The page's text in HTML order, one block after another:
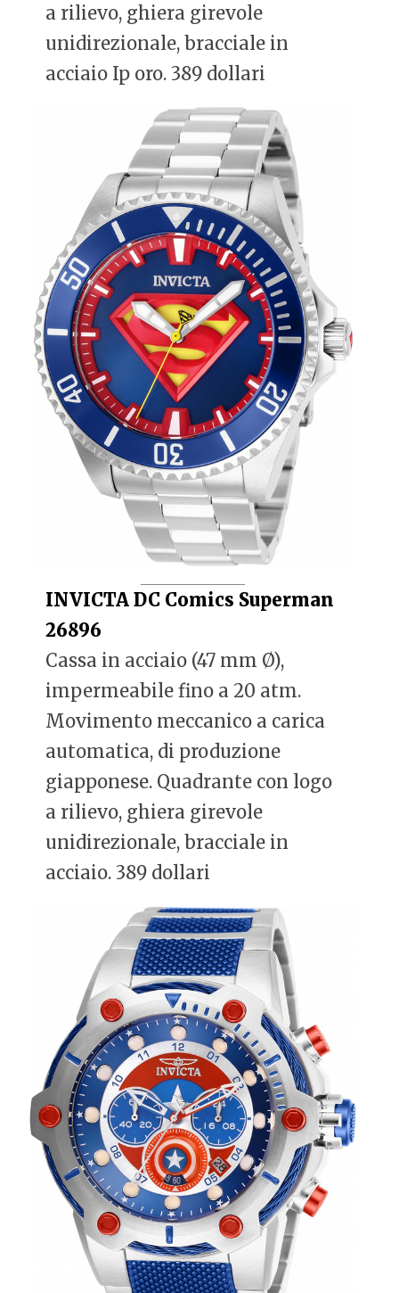
a rilievo, ghiera girevole
unidirezionale, bracciale in
acciaio Ip oro. 389 dollari
INVICTA DC Comics Superman
26896
Cassa in acciaio (47 mm Ø),
impermeabile fino a 20 atm.
Movimento meccanico a carica
automatica, di produzione
giapponese. Quadrante con logo
a rilievo, ghiera girevole
unidirezionale, bracciale in
acciaio. 389 dollari